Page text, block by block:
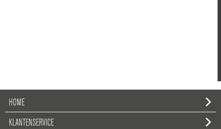
HOME
KLANTENSERVICE